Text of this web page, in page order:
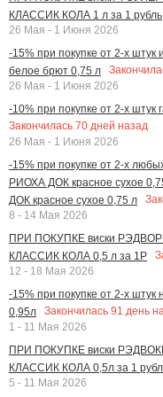
КЛАССИК КОЛА 1 л за 1 рубль
26 Мая - 1 Июня 2026
-15% при покупке от 2-х
белое брют 0,75 л
26 Мая - 1 Июня 2026
-10% при покупке от 2-х
Закончилась 70 дней назад
26 Мая - 1 Июня 2026
-15% при покупке от 2-х
РИОХА ДОК красное сухое
ДОК красное сухое 0,75 л
8 - 14 Мая 2026
ПРИ ПОКУПКЕ виски
КЛАССИК КОЛА 0,5 л за 1Р
12 - 18 Мая 2026
-15% при покупке от 2-х
0,95л
Закончилась 91 день
1 - 11 Мая 2026
ПРИ ПОКУПКЕ виски
КЛАССИК КОЛА 0,5л за 1
5 - 11 Мая 2026